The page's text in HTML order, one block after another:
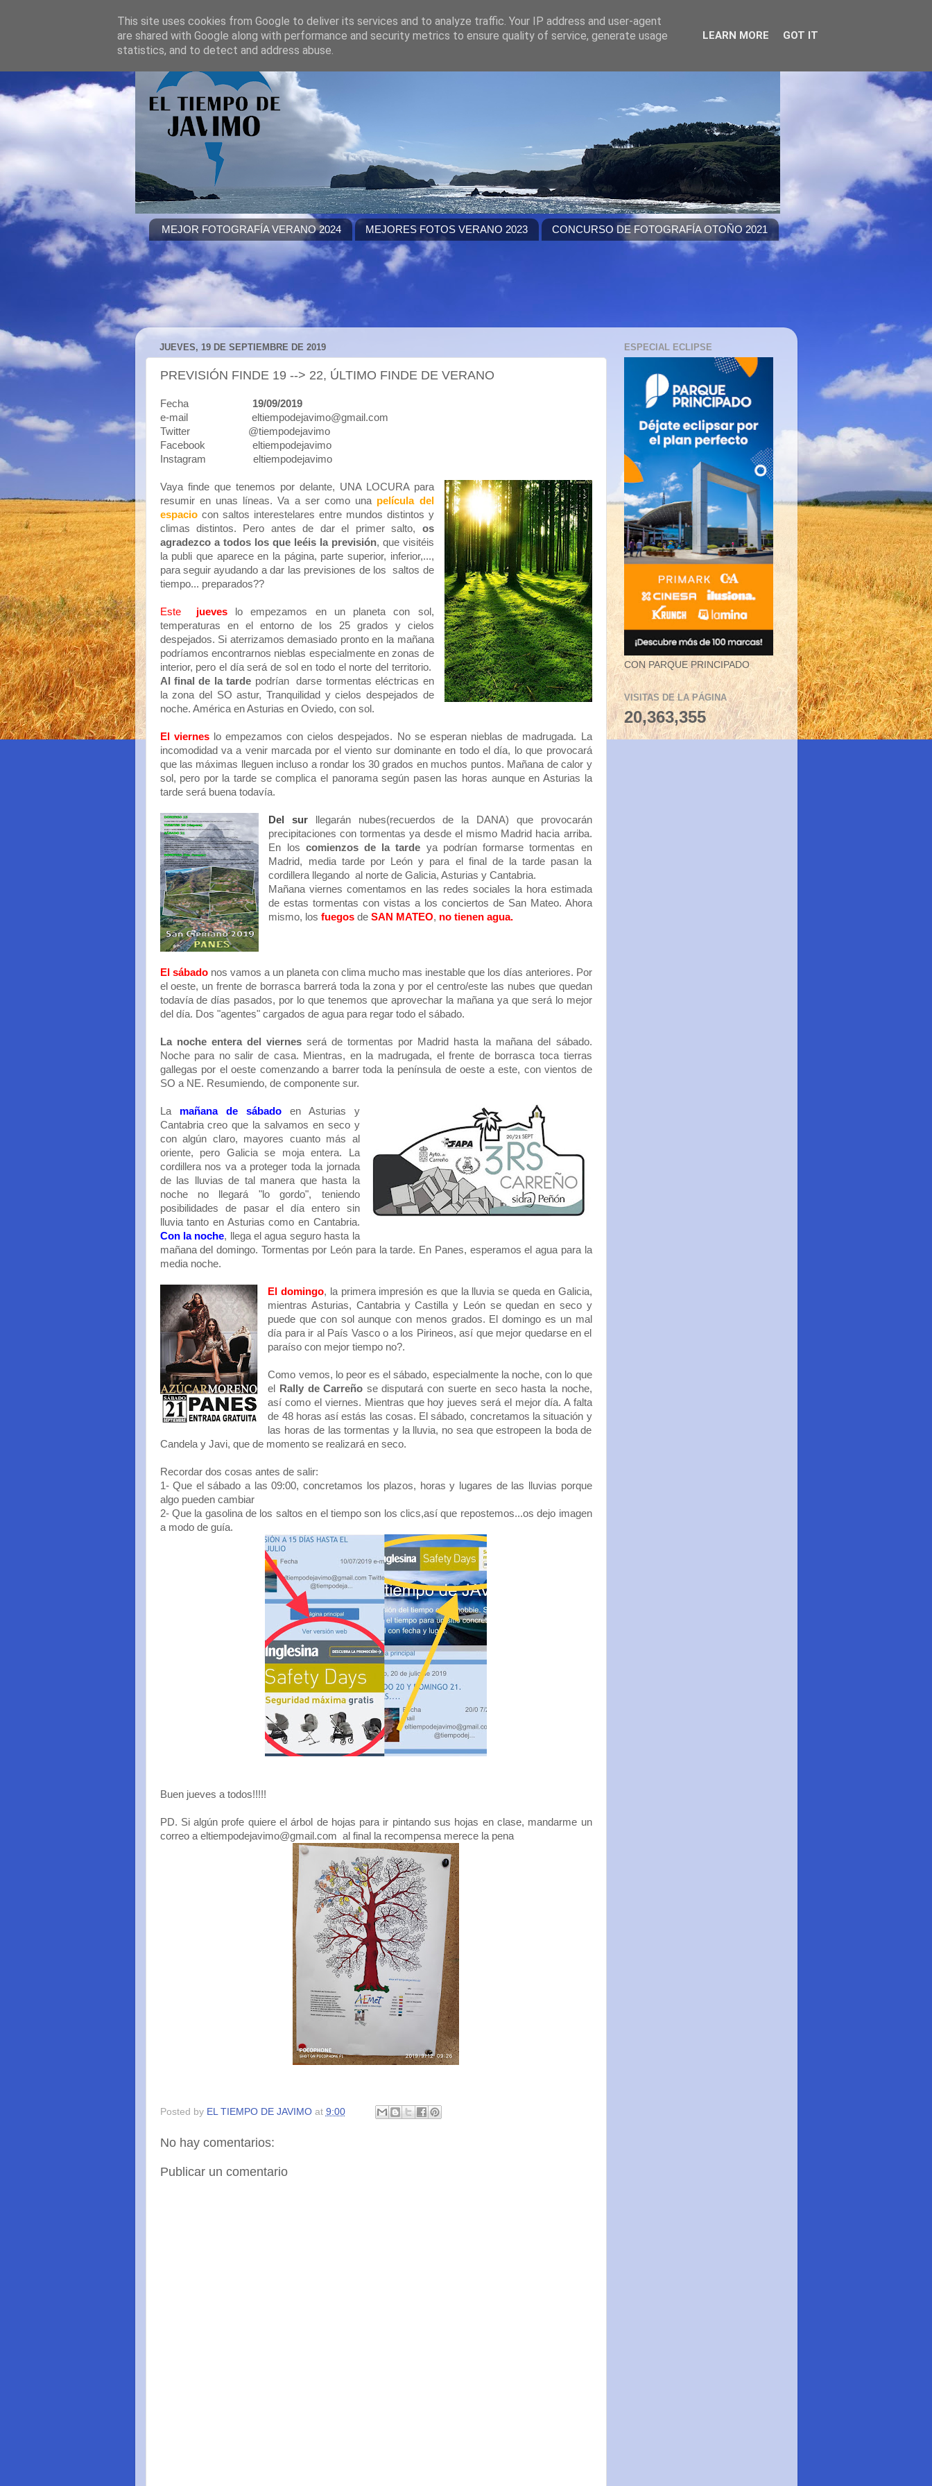
MEJOR FOTOGRAFÍA VERANO 2024 MEJORES FOTOS VERANO 2023 CONCURSO DE FOTOGRAFÍA OTOÑO 2021
JUEVES, 19 DE SEPTIEMBRE DE 2019
PREVISIÓN FINDE 19 --> 22, ÚLTIMO FINDE DE VERANO
Fecha 19/09/2019
e-mail eltiempodejavimo@gmail.com
Twitter @tiempodejavimo
Facebook eltiempodejavimo
Instagram eltiempodejavimo
Vaya finde que tenemos por delante, UNA LOCURA para
resumir en unas líneas. Va a ser como una película del
espaciocon saltos interestelares entre mundos distintos y
climas distintos. Pero antes de dar el primer salto, os
agradezco a todos los que leéis la previsión, que visitéis
la publi que aparece en la página, parte superior, inferior,...,
para seguir ayudando a dar las previsiones de los saltos de
tiempo... preparados??
Este jueveslo empezamos en un planeta con sol,
temperaturas en el entorno de los 25 grados y cielos
despejados. Si aterrizamos demasiado pronto en la mañana
podríamos encontrarnos nieblas especialmente en zonas de
interior, pero el día será de sol en todo el norte del territorio.
Al final de la tarde podrían darse tormentas eléctricas en
la zona del SO astur, Tranquilidad y cielos despejados de
noche. América en Asturias en Oviedo, con sol.
El vierneslo empezamos con cielos despejados. No se esperan nieblas de madrugada. La
incomodidad va a venir marcada por el viento sur dominante en todo el día, lo que provocará
que las máximas lleguen incluso a rondar los 30 grados en muchos puntos. Mañana de calor y
sol, pero por la tarde se complica el panorama según pasen las horas aunque en Asturias la
tarde será buena todavía.
Del sur llegarán nubes(recuerdos de la DANA) que provocarán
precipitaciones con tormentas ya desde el mismo Madrid hacia arriba.
En los comienzos de la tarde ya podrían formarse tormentas en
Madrid, media tarde por León y para el final de la tarde pasan la
cordillera llegando al norte de Galicia, Asturias y Cantabria.
Mañana viernes comentamos en las redes sociales la hora estimada
de estas tormentas con vistas a los conciertos de San Mateo. Ahora
mismo, losfuegos deSAN MATEO, no tienen agua.
El sábadonos vamos a un planeta con clima mucho mas inestable que los días anteriores. Por
el oeste, un frente de borrasca barrerá toda la zona y por el centro/este las nubes que quedan
todavía de días pasados, por lo que tenemos que aprovechar la mañana ya que será lo mejor
del día. Dos "agentes" cargados de agua para regar todo el sábado.
La noche entera del viernes será de tormentas por Madrid hasta la mañana del sábado.
Noche para no salir de casa. Mientras, en la madrugada, el frente de borrasca toca tierras
gallegas por el oeste comenzando a barrer toda la península de oeste a este, con vientos de
SO a NE. Resumiendo, de componente sur.
La mañana de sábadoen Asturias y
Cantabria creo que la salvamos en seco y
con algún claro, mayores cuanto más al
oriente, pero Galicia se moja entera. La
cordillera nos va a proteger toda la jornada
de las lluvias de tal manera que hasta la
noche no llegará "lo gordo", teniendo
posibilidades de pasar el día entero sin
lluvia tanto en Asturias como en Cantabria.
Con la noche, llega el agua seguro hasta la
mañana del domingo. Tormentas por León para la tarde. En Panes, esperamos el agua para la
media noche.
El domingo, la primera impresión es que la lluvia se queda en Galicia,
mientras Asturias, Cantabria y Castilla y León se quedan en seco y
puede que con sol aunque con menos grados. El domingo es un mal
día para ir al País Vasco o a los Pirineos, así que mejor quedarse en el
paraíso con mejor tiempo no?.
Como vemos, lo peor es el sábado, especialmente la noche, con lo que
el
Rally de Carreño se disputará con suerte en seco hasta la noche,
así como el viernes. Mientras que hoy jueves será el mejor día. A falta
de 48 horas así estás las cosas. El sábado, concretamos la situación y
las horas de las tormentas y la lluvia, no sea que estropeen la boda de
Candela y Javi, que de momento se realizará en seco.
Recordar dos cosas antes de salir:
1- Que el sábado a las 09:00, concretamos los plazos, horas y lugares de las lluvias porque
algo pueden cambiar
2- Que la gasolina de los saltos en el tiempo son los clics,así que repostemos...os dejo imagen
a modo de guía.
Buen jueves a todos!!!!!
PD. Si algún profe quiere el árbol de hojas para ir pintando sus hojas en clase, mandarme un
correo a eltiempodejavimo@gmail.com al final la recompensa merece la pena
Posted by EL TIEMPO DE JAVIMO at 9:00
No hay comentarios:
Publicar un comentario
ESPECIAL ECLIPSE
CON PARQUE PRINCIPADO
VISITAS DE LA PÁGINA
20,363,355
This site uses cookies from Google to deliver its services and to analyze traffic. Your IP address and user-agent
are shared with Google along with performance and security metrics to ensure quality of service, generate usage
statistics, and to detect and address abuse.
LEARN MORE GOT IT